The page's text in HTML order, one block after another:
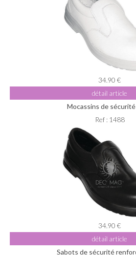
34.90 €
détail article
Mocassins de
Ref : 1488
34.90 €
détail article
Sabots de sécurité